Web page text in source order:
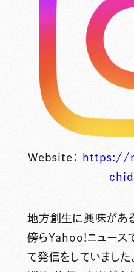
Website：
https://
地方創生に興味があ
傍らYahoo!ニュース
て発信をしていまし